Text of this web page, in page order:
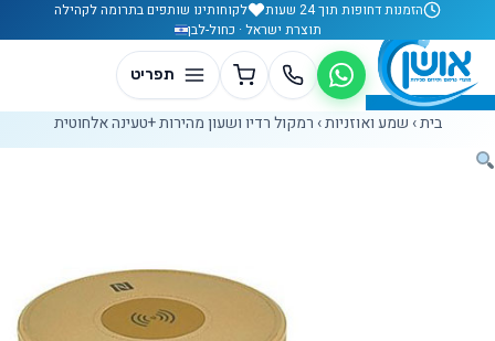
דלג לתוכןהזמנות דחופות תוך 24 שעות
לקוחותינו שותפים בתרומה לקהילה
תוצרת ישראל · כחול-לבן
בית› שמע ואוזניות› רמקול רדיו ושעון מהירות +טעינה אלחוטית